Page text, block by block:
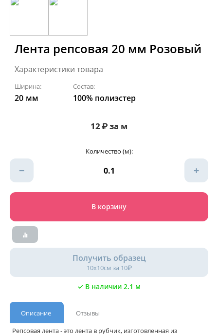
Лента репсовая 20 мм Розовый
Характеристики товара
Ширина:
20 мм
Состав:
100% полиэстер
12₽за м
Количество (м):
− +
В корзину
Получить образец
10х10см за 10₽
✓ В наличии 2.1 м
Описание
Отзывы
Репсовая лента - это лента в рубчик, изготовленная из